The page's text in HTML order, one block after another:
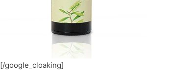
[/google_cloaking]